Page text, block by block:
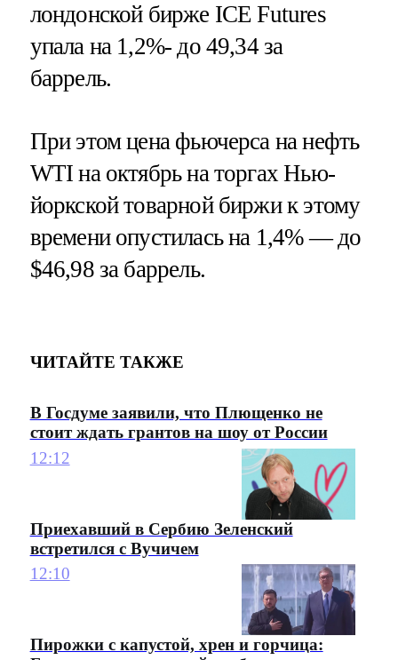
лондонской бирже ICE Futures
упала на 1,2%- до 49,34 за
баррель.
При этом цена фьючерса на нефть
WTI на октябрь на торгах Нью-
йоркской товарной биржи к этому
времени опустилась на 1,4% — до
$46,98 за баррель.
ЧИТАЙТЕ ТАКЖЕ
В Госдуме заявили, что Плющенко не
стоит ждать грантов на шоу от России
12:12
Приехавший в Сербию Зеленский
встретился с Вучичем
12:10
Пирожки с капустой, хрен и горчица: